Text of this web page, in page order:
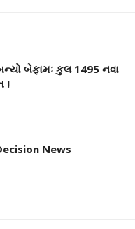
બેફામઃ કુલ 1495 નવા
!
News